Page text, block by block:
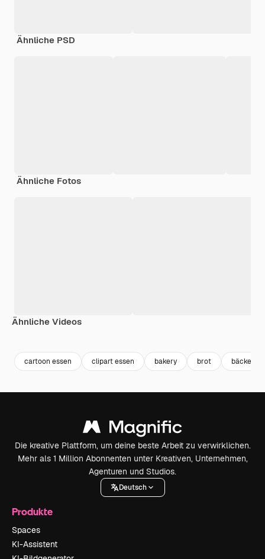
Ähnliche PSD
Ähnliche Fotos
Ähnliche Videos
cartoon essen clipart essen bakery brot bäckerei
Die kreative Plattform, um deine beste Arbeit zu verwirklichen.
Mehr als 1 Million Abonnenten unter Kreativen, Unternehmen,
Agenturen und Studios.
Deutsch
Produkte
Spaces
KI-Assistent